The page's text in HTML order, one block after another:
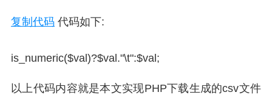
复制代码 代码如下:
is_numeric($val)?$val."\t":$val;
以上代码内容就是本文实现PHP下载生成的csv文件